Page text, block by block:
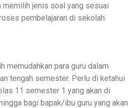
jenis soal yang sesuai
pembelajaran di sekolah.
memudahkan para guru dalam
tengah semester. Perlu di ketahui
11 semester 1 yang akan di
bagi bapak/ibu guru yang akan